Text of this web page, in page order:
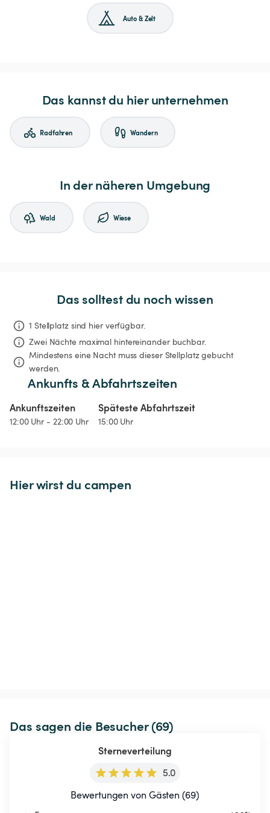
Auto & Zelt
Das kannst du hier unternehmen
Radfahren Wandern
In der näheren Umgebung
Wald Wiese
Das solltest du noch wissen
1 Stellplatz sind hier verfügbar.
Zwei Nächte maximal hintereinander buchbar.
Mindestens eine Nacht muss dieser Stellplatz gebucht
werden.
Ankunfts & Abfahrtszeiten
Ankunftszeiten
12:00 Uhr - 22:00 Uhr
Späteste Abfahrtszeit
15:00 Uhr
Hier wirst du campen
Das sagen die Besucher (69)
Sterneverteilung
5.0
Bewertungen von Gästen (69)